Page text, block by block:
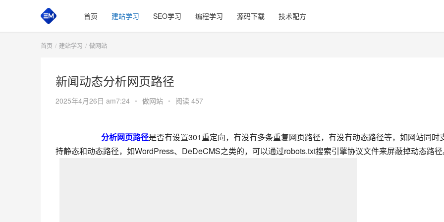
首页 建站学习 SEO学习 编程学习 源码下载 技术配方
首页 建站学习 做网站
新闻动态分析网页路径
2025年4月26日 am7:24 • 做网站 • 阅读 457
分析网页路径是否有设置301重定向，有没有多条重复网页路径，有没有动态路径等，如网站同时
持静态和动态路径，如WordPress、DeDeCMS之类的，可以通过robots.txt搜索引擎协议文件来屏蔽掉动态路